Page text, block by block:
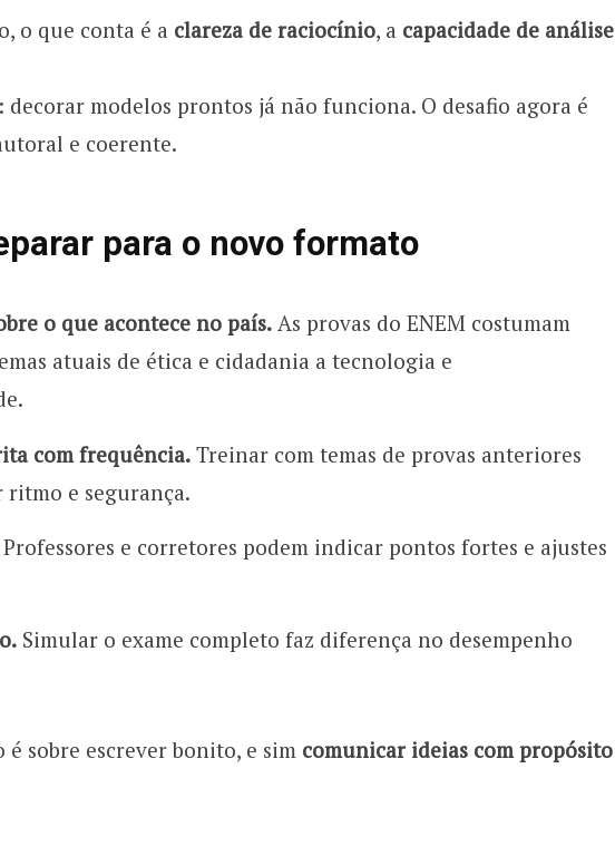
o que conta é a clareza de raciocínio, a capacidade de análise
decorar modelos prontos já não funciona. O desafio agora é
e coerente.
para o novo formato
o que acontece no país.As provas do ENEM costumam
atuais de ética e cidadania a tecnologia e
com frequência. Treinar com temas de provas anteriores
ritmo e segurança.
Professores e corretores podem indicar pontos fortes e ajustes
Simular o exame completo faz diferença no desempenho
é sobre escrever bonito, e sim comunicar ideias com propósito